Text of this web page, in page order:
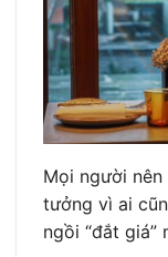
Mọi người
tưởng vì ai
ngồi “đắt giá”